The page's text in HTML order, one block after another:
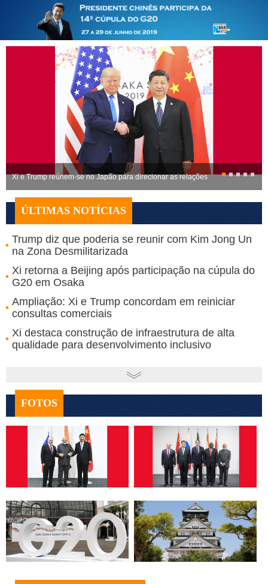
Xi e Trump reúnem-se no Japão para direcionar as relações
ÚLTIMAS NOTÍCIAS
Trump diz que poderia se reunir com Kim Jong Un
na Zona Desmilitarizada
Xi retorna a Beijing após participação na cúpula do
G20 em Osaka
Ampliação: Xi e Trump concordam em reiniciar
consultas comerciais
Xi destaca construção de infraestrutura de alta
qualidade para desenvolvimento inclusivo
FOTOS